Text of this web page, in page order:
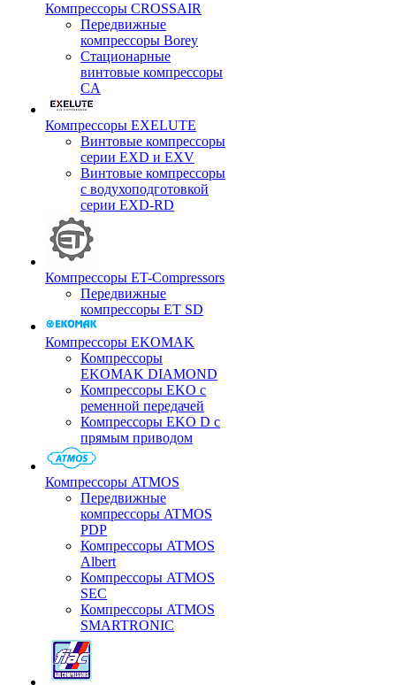
Компрессоры CROSSAIR
Передвижные
компрессоры Borey
Стационарные
винтовые компрессоры
CA
Компрессоры EXELUTE
Винтовые компрессоры
серии EXD и EXV
Винтовые компрессоры
с водухоподготовкой
серии EXD-RD
Компрессоры ET-Compressors
Передвижные
компрессоры ET SD
Компрессоры EKOMAK
Компрессоры
EKOMAK DIAMOND
Компрессоры EKO c
ременной передачей
Компрессоры EKO D с
прямым приводом
Компрессоры ATMOS
Передвижные
компрессоры ATMOS
PDP
Компрессоры ATMOS
Albert
Компрессоры ATMOS
SEC
Компрессоры ATMOS
SMARTRONIC